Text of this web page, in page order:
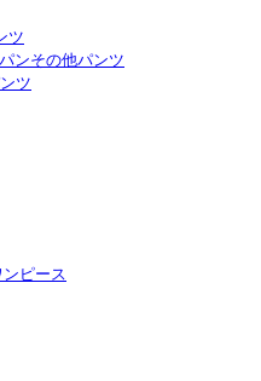
ツ
ンその他パンツ
ツ
ピース